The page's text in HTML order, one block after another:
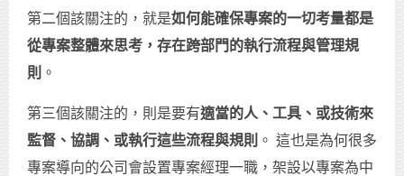
第二個該關注的，就是如何能確保專案的一切考量都是
從專案整體來思考，存在跨部門的執行流程與管理規
則 。
第三個該關注的，則是要有適當的人、工具、或技術來
監督、協調、或執行這些流程與規則 。 這也是為何很多
專案導向的公司會設置專案經理一職，架設以專案為中